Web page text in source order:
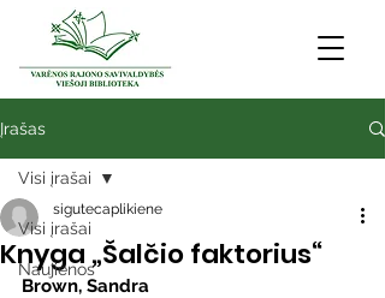
Įrašas
Visi įrašai
Naujienos
Visi įrašai
Knyga „Šalčio faktorius“
sigutecaplikiene
Brown, Sandra